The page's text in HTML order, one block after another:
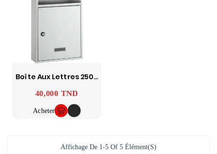
Boîte Aux Lettres 2500CY
Prix
40,000 TND
Acheter
Affichage De 1-5 Of 5 Élément(s)